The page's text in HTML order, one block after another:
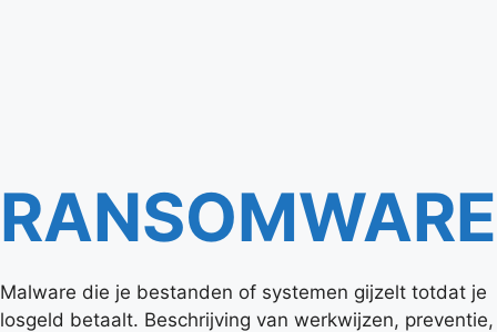
RANSOMWARE
Malware die je bestanden of systemen gijzelt totdat je
losgeld betaalt. Beschrijving van werkwijzen, preventie,